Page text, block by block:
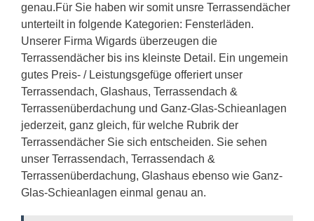
genau.Für Sie haben wir somit unsre Terrassendächer
unterteilt in folgende Kategorien: Fensterläden.
Unserer Firma Wigards überzeugen die
Terrassendächer bis ins kleinste Detail. Ein ungemein
gutes Preis- / Leistungsgefüge offeriert unser
Terrassendach, Glashaus, Terrassendach &
Terrassenüberdachung und Ganz-Glas-Schieanlagen
jederzeit, ganz gleich, für welche Rubrik der
Terrassendächer Sie sich entscheiden. Sie sehen
unser Terrassendach, Terrassendach &
Terrassenüberdachung, Glashaus ebenso wie Ganz-
Glas-Schieanlagen einmal genau an.